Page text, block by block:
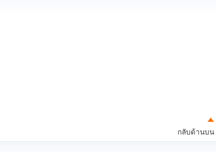
กลับด้านบน